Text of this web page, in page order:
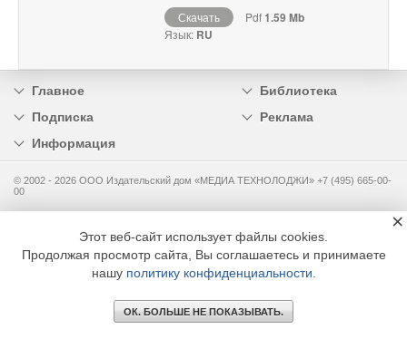
Скачать Pdf1.59 Mb
Язык: RU
Главное
Библиотека
Подписка
Реклама
Информация
© 2002 - 2026 OOO Издательский дом «МЕДИА ТЕХНОЛОДЖИ» +7 (495) 665-00-
00
Этот веб-сайт использует файлы cookies.
Продолжая просмотр сайта, Вы соглашаетесь и принимаете
нашу политику конфиденциальности
ОК. БОЛЬШЕ НЕ ПОКАЗЫВАТЬ.
×